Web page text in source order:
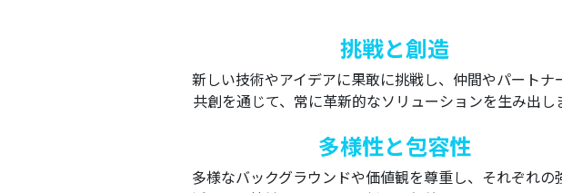
挑戦と創造
新しい技術やアイデアに果敢に挑戦し、仲間やパートナ
共創を通じて、常に革新的なソリューションを生み出し
多様性と包容性
多様なバックグラウンドや価値観を尊重し、それぞれの